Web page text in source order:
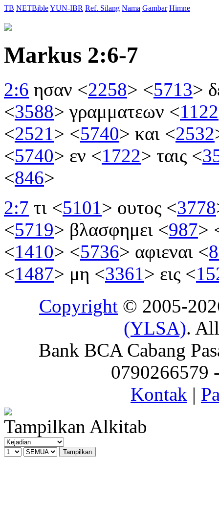
TB NETBibleYUN-IBR Ref. Silang Nama Gambar Himne
Markus 2:6-7
2:6 ησαν <2258> <5713>
<3588> γραμματεων <1122
<2521> <5740> και <2532
<5740> εν <1722> ταις <
<846>
2:7 τι <5101> ουτος <3778
<5719> βλασφημει <987>
<1410> <5736> αφιεναι <
<1487> μη <3361> εις <
Copyright © 2005-
(YLSA).
Bank BCA Cabang
0790266579
Kontak |
Tampilkan Alkitab